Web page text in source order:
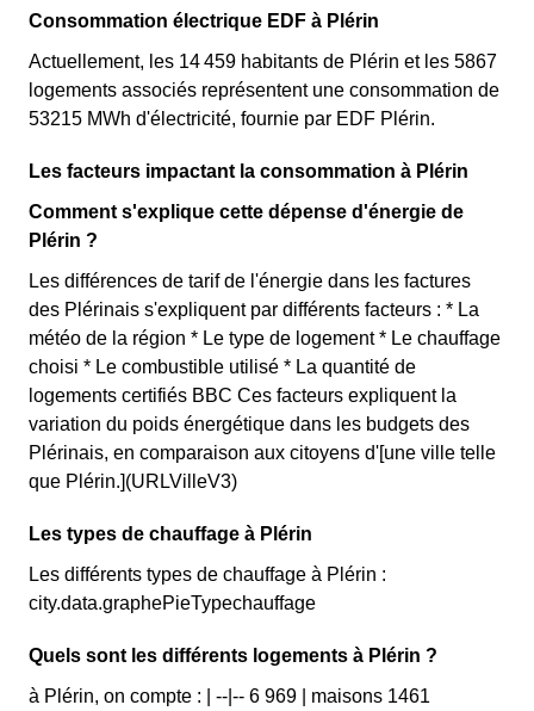
Consommation électrique EDF à Plérin
Actuellement, les 14 459 habitants de Plérin et les 5867
logements associés représentent une consommation de
53215 MWh d'électricité, fournie par EDF Plérin.
Les facteurs impactant la consommation à Plérin
Comment s'explique cette dépense d'énergie de
Plérin ?
Les différences de tarif de l'énergie dans les factures
des Plérinais s'expliquent par différents facteurs : * La
météo de la région * Le type de logement * Le chauffage
choisi * Le combustible utilisé * La quantité de
logements certifiés BBC Ces facteurs expliquent la
variation du poids énergétique dans les budgets des
Plérinais, en comparaison aux citoyens d'[une ville telle
que Plérin.](URLVilleV3)
Les types de chauffage à Plérin
Les différents types de chauffage à Plérin :
city.data.graphePieTypechauffage
Quels sont les différents logements à Plérin ?
à Plérin, on compte : | --|-- 6 969 | maisons 1461